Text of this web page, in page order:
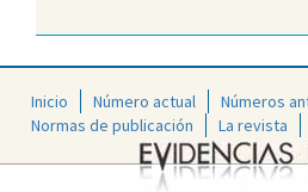
Inicio Número actual
Números
Normas de publicación
La revista